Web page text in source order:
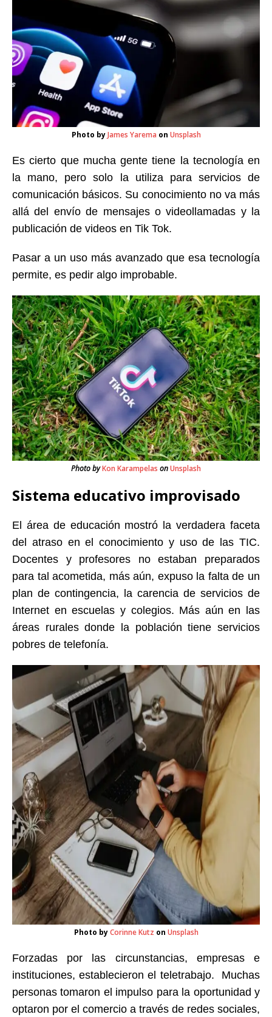
Photo byJames Yarema on Unsplash
Es cierto que mucha gente tiene la tecnología en
la mano, pero solo la utiliza para servicios de
comunicación básicos. Su conocimiento no va más
allá del envío de mensajes o videollamadas y la
publicación de videos en Tik Tok.
Pasar a un uso más avanzado que esa tecnología
permite, es pedir algo improbable.
Photo byKon Karampelas onUnsplash
Sistema educativo improvisado
El área de educación mostró la verdadera faceta
del atraso en el conocimiento y uso de las TIC.
Docentes y profesores no estaban preparados
para tal acometida, más aún, expuso la falta de un
plan de contingencia, la carencia de servicios de
Internet en escuelas y colegios. Más aún en las
áreas rurales donde la población tiene servicios
pobres de telefonía.
Photo byCorinne Kutz on Unsplash
Forzadas por las circunstancias, empresas e
instituciones, establecieron el teletrabajo. Muchas
personas tomaron el impulso para la oportunidad y
optaron por el comercio a través de redes sociales,